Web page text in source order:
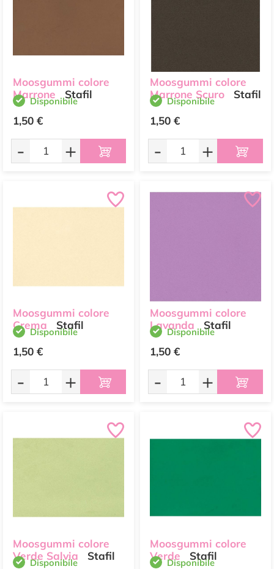
Moosgummi colore
Marrone
Stafil
Disponibile
1,50 €
- +
Moosgummi colore
Marrone Scuro
Stafil
Disponibile
1,50 €
- +
Moosgummi colore
Crema
Stafil
Disponibile
1,50 €
- +
Moosgummi colore
Lavanda
Stafil
Disponibile
1,50 €
- +
Moosgummi colore
Verde Salvia
Stafil
Disponibile
Moosgummi colore
Verde
Stafil
Disponibile